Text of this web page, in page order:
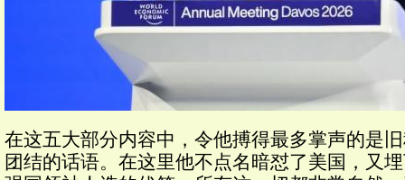
在这五大部分内容中，令他搏得最多掌声的是
团结的话语。在这里他不点名暗怼了美国，又